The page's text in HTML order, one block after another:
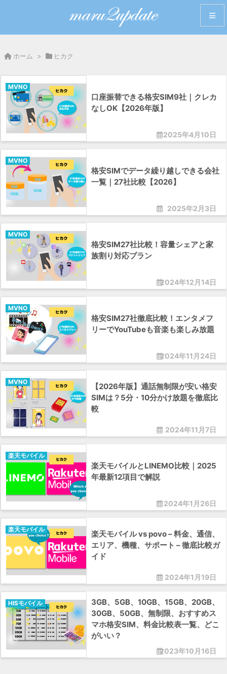
前へ
ホーム > ヒカク
2025年4月10日
MVNO
口座振替できる格安SIM9社｜クレカ
なしOK【2026年版】
2025年2月3日
MVNO
格安SIMでデータ繰り越しできる会社
一覧｜27社比較【2026】
2024年12月14日
MVNO
格安SIM27社比較！容量シェアと家
族割り対応プラン
2024年11月24日
MVNO
格安SIM27社徹底比較！エンタメフ
リーでYouTubeも音楽も楽しみ放題
2024年11月7日
MVNO
【2026年版】通話無制限が安い格安
SIMは？5分・10分かけ放題を徹底比
較
2024年1月26日
楽天モバイル
楽天モバイルとLINEMO比較｜2025
年最新12項目で解説
2024年1月19日
楽天モバイル
楽天モバイル vs povo – 料金、通信、
エリア、機種、サポート – 徹底比較ガ
イド
2023年10月16日
HISモバイル
3GB、5GB、10GB、15GB、20GB、
30GB、50GB、無制限、おすすめス
マホ格安SIM、料金比較表一覧、どこ
がいい？